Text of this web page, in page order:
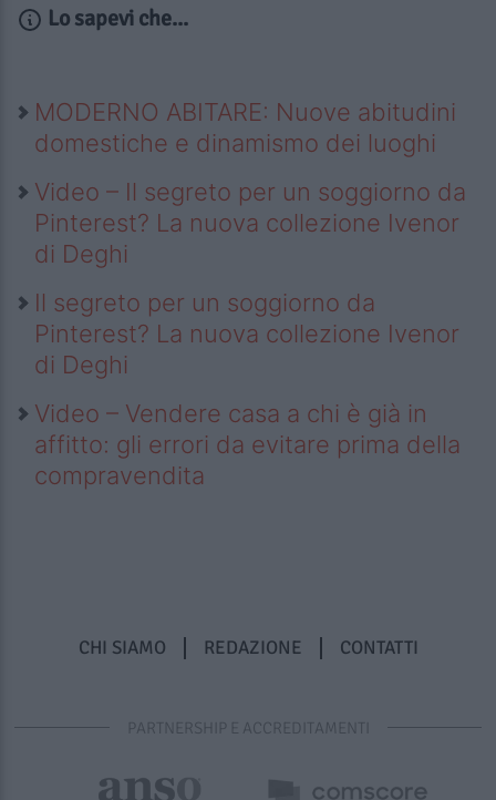
Lo sapevi che...
MODERNO ABITARE: Nuove abitudini
domestiche e dinamismo dei luoghi
Video – Il segreto per un soggiorno da
Pinterest? La nuova collezione Ivenor
di Deghi
Il segreto per un soggiorno da
Pinterest? La nuova collezione Ivenor
di Deghi
Video – Vendere casa a chi è già in
affitto: gli errori da evitare prima della
compravendita
CHI SIAMO REDAZIONE CONTATTI
PARTNERSHIP E ACCREDITAMENTI